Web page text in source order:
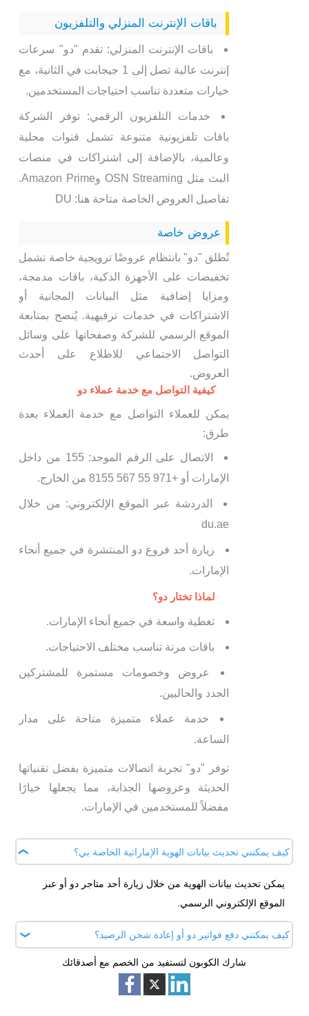
باقات الإنترنت المنزلي والتلفزيون
باقات الإنترنت المنزلي: تقدم "دو" سرعات
إنترنت عالية تصل إلى 1 جيجابت في الثانية، مع
خيارات متعددة تناسب احتياجات المستخدمين.
خدمات التلفزيون الرقمي: توفر الشركة
باقات تلفزيونية متنوعة تشمل قنوات محلية
وعالمية، بالإضافة إلى اشتراكات في منصات
البث مثل OSN Streaming وAmazon Prime.
تفاصيل العروض الخاصة متاحة هنا: DU
عروض خاصة
تُطلق "دو" بانتظام عروضًا ترويجية خاصة تشمل
تخفيضات على الأجهزة الذكية، باقات مدمجة،
ومزايا إضافية مثل البيانات المجانية أو
الاشتراكات في خدمات ترفيهية. يُنصح بمتابعة
الموقع الرسمي للشركة وصفحاتها على وسائل
التواصل الاجتماعي للاطلاع على أحدث
العروض.
كيفية التواصل مع خدمة عملاء دو
يمكن للعملاء التواصل مع خدمة العملاء بعدة
طرق:
الاتصال على الرقم الموحد: 155 من داخل
الإمارات أو +971 55 567 8155 من الخارج.
الدردشة عبر الموقع الإلكتروني: من خلال
du.ae
زيارة أحد فروع دو المنتشرة في جميع أنحاء
الإمارات.
لماذا تختار دو؟
تغطية واسعة في جميع أنحاء الإمارات.
باقات مرنة تناسب مختلف الاحتياجات.
عروض وخصومات مستمرة للمشتركين
الجدد والحاليين.
خدمة عملاء متميزة متاحة على مدار
الساعة.
توفر "دو" تجربة اتصالات متميزة بفضل تقنياتها
الحديثة وعروضها الجذابة، مما يجعلها خيارًا
مفضلاً للمستخدمين في الإمارات.
كيف يمكنني تحديث بيانات الهوية الإماراتية الخاصة بي؟
يمكن تحديث بيانات الهوية من خلال زيارة أحد متاجر دو أو عبر
الموقع الإلكتروني الرسمي.
كيف يمكنني دفع فواتير دو أو إعادة شحن الرصيد؟
عبر الإنترنت من خلال بوابة "حسابي" على الموقع الرسمي لـ دو.
ومن خلال تطبيق دو للهواتف الذكية وأجهزة الدفع الذاتي المتوفرة
شارك الكوبون لتستفيد من الخصم مع أصدقائك